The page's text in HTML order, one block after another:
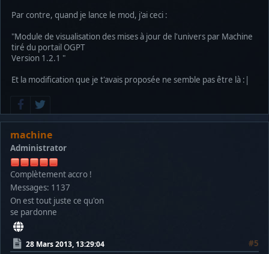
Par contre, quand je lance le mod, j'ai ceci :
"Module de visualisation des mises à jour de l'univers par Machine
tiré du portail OGPT
Version 1.2.1 "
Et la modification que je t'avais proposée ne semble pas être là :|
machine
Administrator
Complètement accro !
Messages: 1137
On est tout juste ce qu'on
se pardonne
28 Mars 2013, 13:29:04 #5